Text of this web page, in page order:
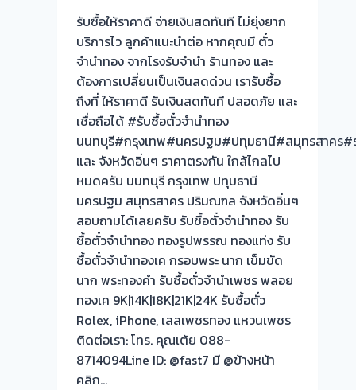
รอ
จบ
หน้า
งาน
📌
รับ
ซื้อ
ตั๋ว
จำนำ
ทอง
รับ
ซื้อ
ทอง
นาค
เสนา
พหลโยธิน
กรุงเทพ
รับซื้อให้ราคาดี จ่ายเงินสดทันที ไม่ยุ่งยาก
บริการไว ลูกค้าแนะนำต่อ หากคุณมี ตั๋ว
จำนำทอง จากโรงรับจำนำ ร้านทอง และ
ต้องการเปลี่ยนเป็นเงินสดด่วน เรารับซื้อ
ถึงที่ ให้ราคาดี รับเงินสดทันที ปลอดภัย และ
เชื่อถือได้ #รับซื้อตั๋วจำนำทอง
นนทบุรี#กรุงเทพ#นครปฐม#ปทุมธานี#สมุทรสาคร#
และ จังหวัดอิ่นๆ ราคาตรงกัน ใกล้ไกลไป
หมดครับ นนทบุรี กรุงเทพ ปทุมธานี
นครปฐม สมุทรสาคร ปริมณฑล จังหวัดอิ่นๆ
สอบถามได้เลยครับ รับซื้อตั๋วจำนำทอง รับ
ซื้อตั๋วจำนำทอง ทองรูปพรรณ ทองแท่ง รับ
ซื้อตั๋วจำนำทองเค กรอบพระ นาก เข็มขัด
นาก พระทองคำ รับซื้อตั๋วจำนำเพชร พลอย
ทองเค 9K|14K|18K|21K|24K รับซื้อตั๋ว
Rolex, iPhone, เลสเพชรทอง แหวนเพชร
ติดต่อเรา: โทร. คุณเต้ย 088-
8714094Line ID: @fast7 มี @ข้างหน้า
คลิก…